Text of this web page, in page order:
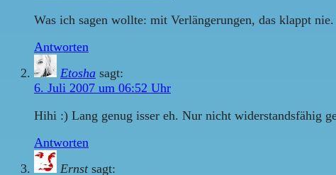
Was ich sagen wollte: mit Verlängerungen, das klappt
Antworten
Etosha sagt:
6. Juli 2007 um 06:52 Uhr
Hihi :) Lang genug isser eh. Nur nicht widerstandsfähig
Antworten
Ernst sagt: